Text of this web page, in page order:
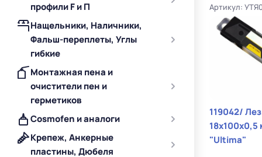
профили F и П
Нащельники, Наличники,
Фальш-переплеты, Углы
гибкие
Монтажная пена и
очистители пен и
герметиков
Cosmofen и аналоги
Крепеж, Анкерные
пластины, Дюбеля
Отдайте
Особенности:
•
• оказывает
• позволяет
• не
Артикул:
119042/
"Ultima"